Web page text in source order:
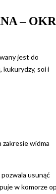
–
jest do
kukurydzy, soi i
widma
usunąć
w komorze